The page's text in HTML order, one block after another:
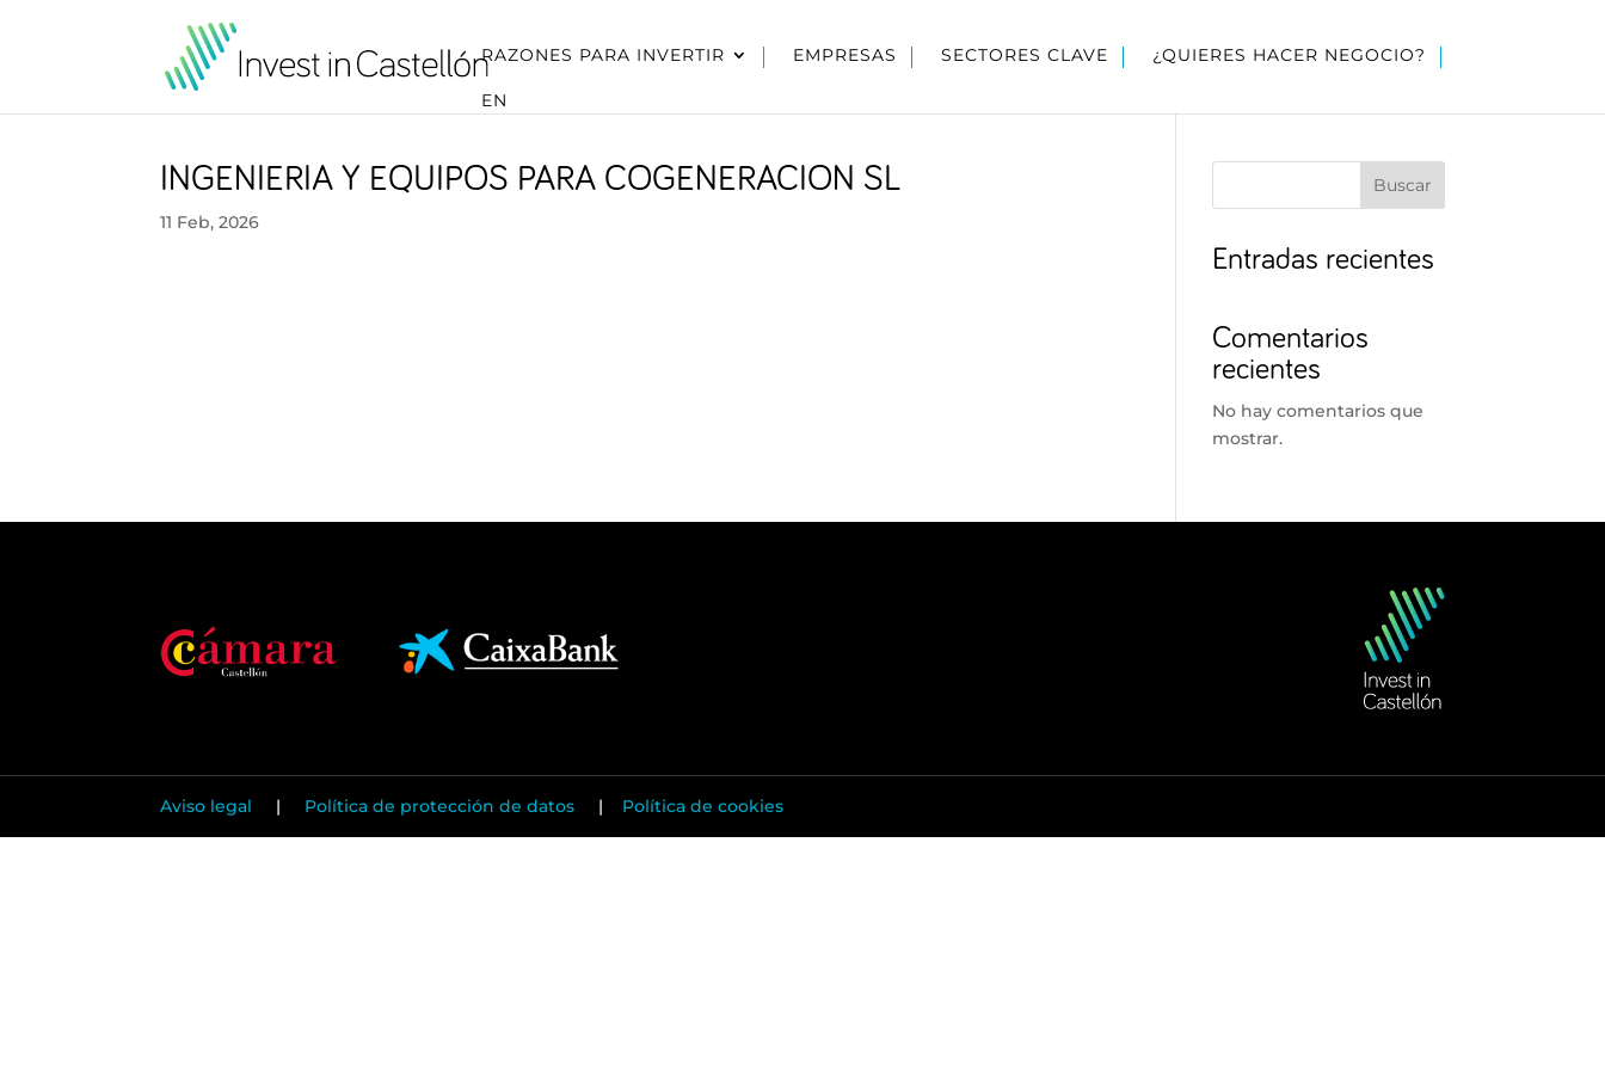
RAZONES PARA INVERTIR EMPRESAS SECTORES CLAVE ¿QUIERES HACER NEGOCIO?
EN
INGENIERIA Y EQUIPOS PARA COGENERACION SL
11 Feb, 2026
Buscar
Entradas recientes
Comentarios
recientes
No hay comentarios que
mostrar.
Aviso legal | Política de protección de datos | Política de cookies